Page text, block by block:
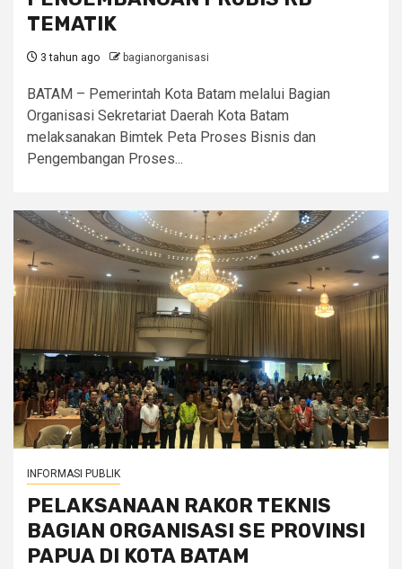
TEMATIK
3 tahun ago bagianorganisasi
BATAM – Pemerintah Kota Batam melalui Bagian
Organisasi Sekretariat Daerah Kota Batam
melaksanakan Bimtek Peta Proses Bisnis dan
Pengembangan Proses...
INFORMASI PUBLIK
PELAKSANAAN RAKOR TEKNIS
BAGIAN ORGANISASI SE PROVINSI
PAPUA DI KOTA BATAM